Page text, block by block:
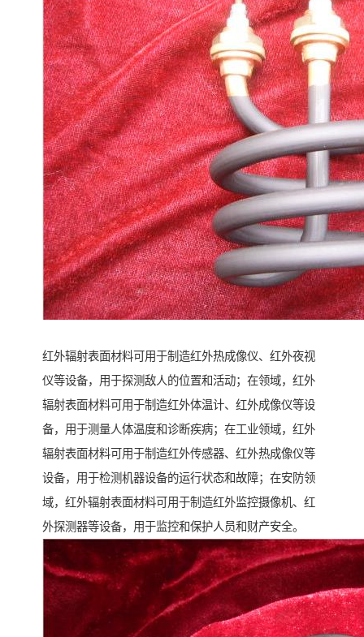
红外辐射表面材料可用于制造红外热成像仪、红外夜视
仪等设备，用于探测敌人的位置和活动；在领域，红外
辐射表面材料可用于制造红外体温计、红外成像仪等设
备，用于测量人体温度和诊断疾病；在工业领域，红外
辐射表面材料可用于制造红外传感器、红外热成像仪等
设备，用于检测机器设备的运行状态和故障；在安防领
域，红外辐射表面材料可用于制造红外监控摄像机、红
外探测器等设备，用于监控和保护人员和财产安全。